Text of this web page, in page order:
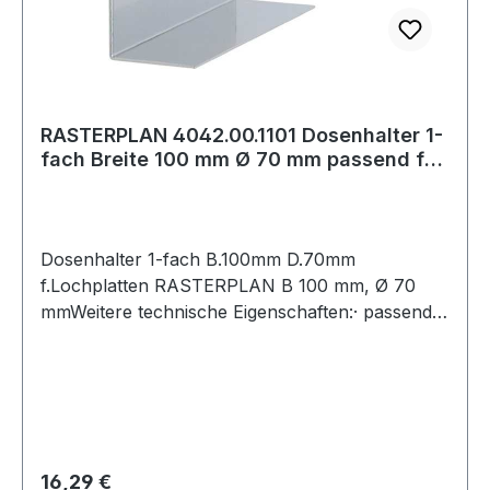
RASTERPLAN 4042.00.1101 Dosenhalter 1-
fach Breite 100 mm Ø 70 mm passend für
Dosenhalter 1-fach B.100mm D.70mm
f.Lochplatten RASTERPLAN B 100 mm, Ø 70
mmWeitere technische Eigenschaften:· passend
Regulärer Preis:
16,29 €